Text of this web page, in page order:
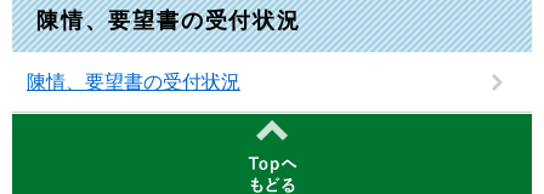
陳情、要望書の受付状況
陳情、要望書の受付状況